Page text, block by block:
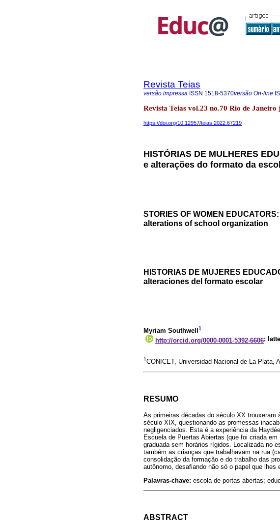
Revista Teias
versão impressa ISSN 1518-5370versão On-line
Revista Teias vol.23 no.70 Rio de
https://doi.org/10.12957/teias.2022.67219
HISTÓRIAS DE MULHERES
e alterações do formato da
STORIES OF WOMEN
alterations of school organization
HISTORIAS DE MUJERES
alteraciones del formato escolar
Myriam Southwell 1
http://orcid.org/0000-0001-5392-6606;
1CONICET, Universidad Nacional de La Plata,
RESUMO
As primeiras décadas do século XX
século XIX, questionando as promessas
negligenciados. Esta é a experiência da
Escuela de Puertas Abiertas (que foi criada
graduada sem horários rígidos. Localizada no
também as crianças que trabalhavam na rua
consolidação da formação e do trabalho das
autônomo, desafiando não só o papel que
Palavras-chave: escola de portas abertas;
ABSTRACT